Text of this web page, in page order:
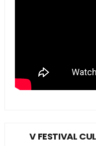
V FESTIVAL